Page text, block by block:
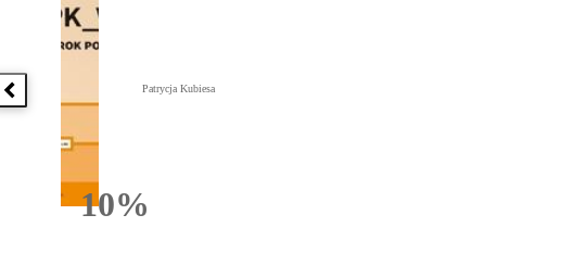
Poprzednia książka
10%Rabatu
Patrycja Kubiesa